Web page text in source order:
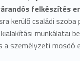
felkészítés
kerülő családi
munkálatai
személyzeti mosdó